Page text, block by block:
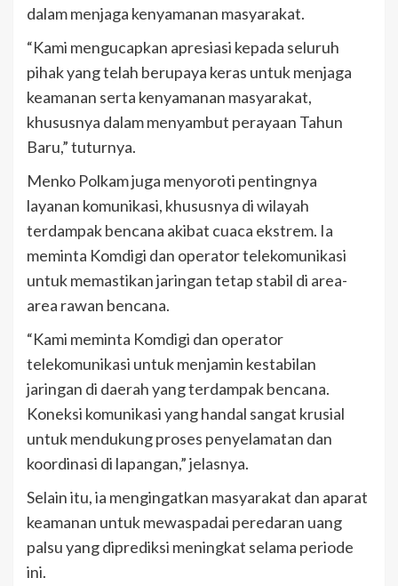
dalam menjaga kenyamanan masyarakat.
“Kami mengucapkan apresiasi kepada seluruh
pihak yang telah berupaya keras untuk menjaga
keamanan serta kenyamanan masyarakat,
khususnya dalam menyambut perayaan Tahun
Baru,” tuturnya.
Menko Polkam juga menyoroti pentingnya
layanan komunikasi, khususnya di wilayah
terdampak bencana akibat cuaca ekstrem. Ia
meminta Komdigi dan operator telekomunikasi
untuk memastikan jaringan tetap stabil di area-
area rawan bencana.
“Kami meminta Komdigi dan operator
telekomunikasi untuk menjamin kestabilan
jaringan di daerah yang terdampak bencana.
Koneksi komunikasi yang handal sangat krusial
untuk mendukung proses penyelamatan dan
koordinasi di lapangan,” jelasnya.
Selain itu, ia mengingatkan masyarakat dan aparat
keamanan untuk mewaspadai peredaran uang
palsu yang diprediksi meningkat selama periode
ini.